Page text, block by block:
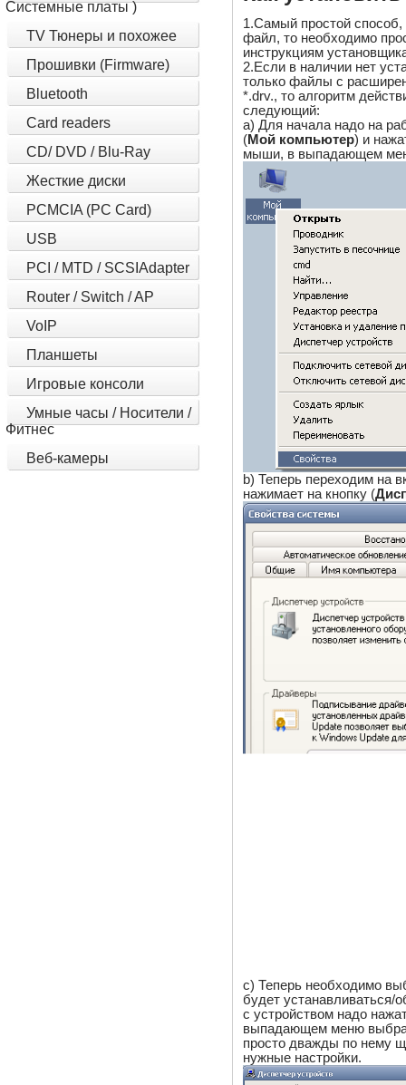
Системные платы )
TV Тюнеры и похожее
Прошивки (Firmware)
Bluetooth
Card readers
CD/ DVD / Blu-Ray
Жесткие диски
PCMCIA (PC Card)
USB
PCI / MTD / SCSIAdapter
Router / Switch / AP
VoIP
Планшеты
Игровые консоли
Умные часы / Носители /
Фитнес
Веб-камеры
1.Самый простой
файл, то необходимо
инструкциям
2.Если в наличии нет
только файлы с
*.drv., то алгоритм
следующий:
a) Для начала надо на
(Мой компьютер) и
мыши, в выпадающем
b) Теперь переходим на
нажимает на кнопку (
c) Теперь необходимо
будет устанавливаться/
с устройством надо
выпадающем меню
просто дважды по нему
нужные настройки.